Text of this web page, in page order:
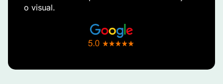
o visual.